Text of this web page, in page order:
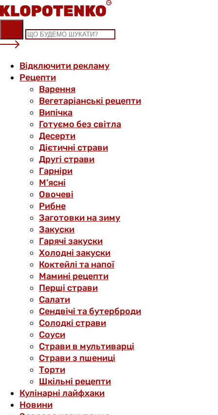
Skip
to
content
Відключити рекламу
Рецепти
Варення
Вегетаріанські рецепти
Випічка
Готуємо без світла
Десерти
Дієтичні страви
Другі страви
Гарніри
М’ясні
Овочеві
Рибне
Заготовки на зиму
Закуски
Гарячі закуски
Холодні закуски
Коктейлі та напої
Мамині рецепти
Перші страви
Салати
Сендвічі та бутерброди
Солодкі страви
Соуси
Страви в мультиварці
Страви з пшениці
Торти
Шкільні рецепти
Кулінарні лайфхаки
Новини